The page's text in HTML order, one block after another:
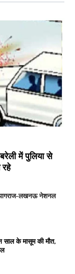
में पुलिया से
लखनऊ नेशनल
साल के मासूम की मौत,